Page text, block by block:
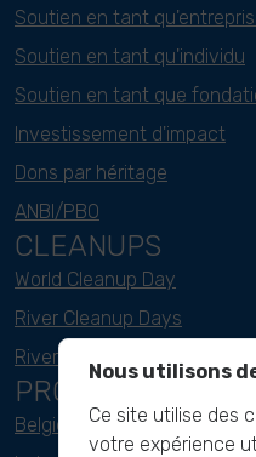
Soutien en tant
Soutien en tant qu'individu
Soutien en tant que
Investissement d'impact
Dons par héritage
ANBI/PBO
CLEANUPS
World Cleanup Day
River Cleanup Days
River Cleanup Challenge
PROJECTS
Belgique
Nous utilisons
Ce site utilise des
votre expérience